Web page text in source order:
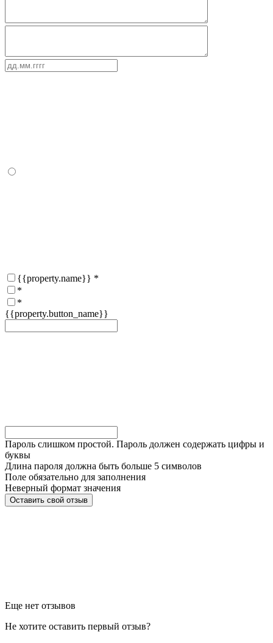
{{property.name}} *
*
*
{{property.button_name}}
Пароль слишком простой. Пароль должен содержать цифры и
буквы
Длина пароля должна быть больше 5 символов
Поле обязательно для заполнения
Неверный формат значения
Еще нет отзывов
Не хотите оставить первый отзыв?